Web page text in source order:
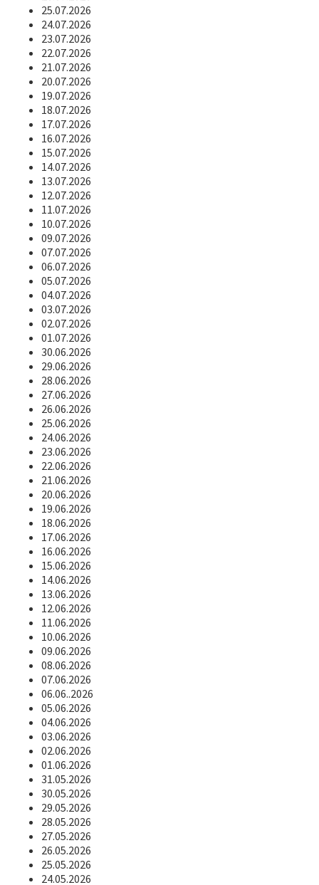
25.07.2026
24.07.2026
23.07.2026
22.07.2026
21.07.2026
20.07.2026
19.07.2026
18.07.2026
17.07.2026
16.07.2026
15.07.2026
14.07.2026
13.07.2026
12.07.2026
11.07.2026
10.07.2026
09.07.2026
07.07.2026
06.07.2026
05.07.2026
04.07.2026
03.07.2026
02.07.2026
01.07.2026
30.06.2026
29.06.2026
28.06.2026
27.06.2026
26.06.2026
25.06.2026
24.06.2026
23.06.2026
22.06.2026
21.06.2026
20.06.2026
19.06.2026
18.06.2026
17.06.2026
16.06.2026
15.06.2026
14.06.2026
13.06.2026
12.06.2026
11.06.2026
10.06.2026
09.06.2026
08.06.2026
07.06.2026
06.06..2026
05.06.2026
04.06.2026
03.06.2026
02.06.2026
01.06.2026
31.05.2026
30.05.2026
29.05.2026
28.05.2026
27.05.2026
26.05.2026
25.05.2026
24.05.2026